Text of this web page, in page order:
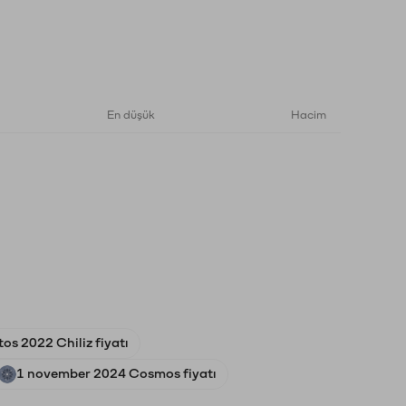
En düşük Hacim
2022 Chiliz fiyatı
1 november 2024 Cosmos fiyatı